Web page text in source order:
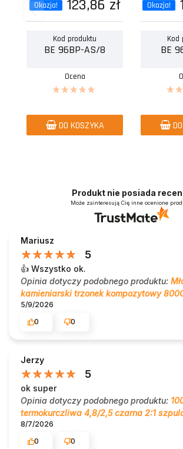
Okazja! 123,86 zł
Kod produktu
BE 96BP-AS/8
Ocena
DO KOSZYKA
Okazja!
Kod
BE
Produkt nie posiada
Może zainteresują Cię inne ocenione
Mariusz
5
👍️ Wszystko ok.
Opinia dotyczy podobnego produktu:
kamieniarski trzonek kompozytowy
5/9/2026
0
0
Jerzy
5
ok super
Opinia dotyczy podobnego produktu:
termokurczliwa 4,8/2,5 czarna 2:1
8/7/2026
0
0